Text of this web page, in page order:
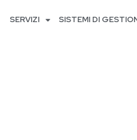
SERVIZI SISTEMI DI